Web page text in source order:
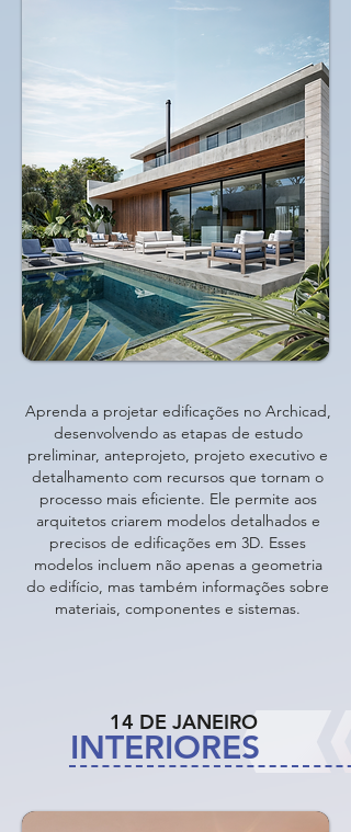
Aprenda a projetar edificações no Archicad,
desenvolvendo as etapas de estudo
preliminar, anteprojeto, projeto executivo e
detalhamento com recursos que tornam o
processo mais eficiente. Ele permite aos
arquitetos criarem modelos detalhados e
precisos de edificações em 3D. Esses
modelos incluem não apenas a geometria
do edifício, mas também informações sobre
materiais, componentes e sistemas.
INTERIORES
14 DE JANEIRO